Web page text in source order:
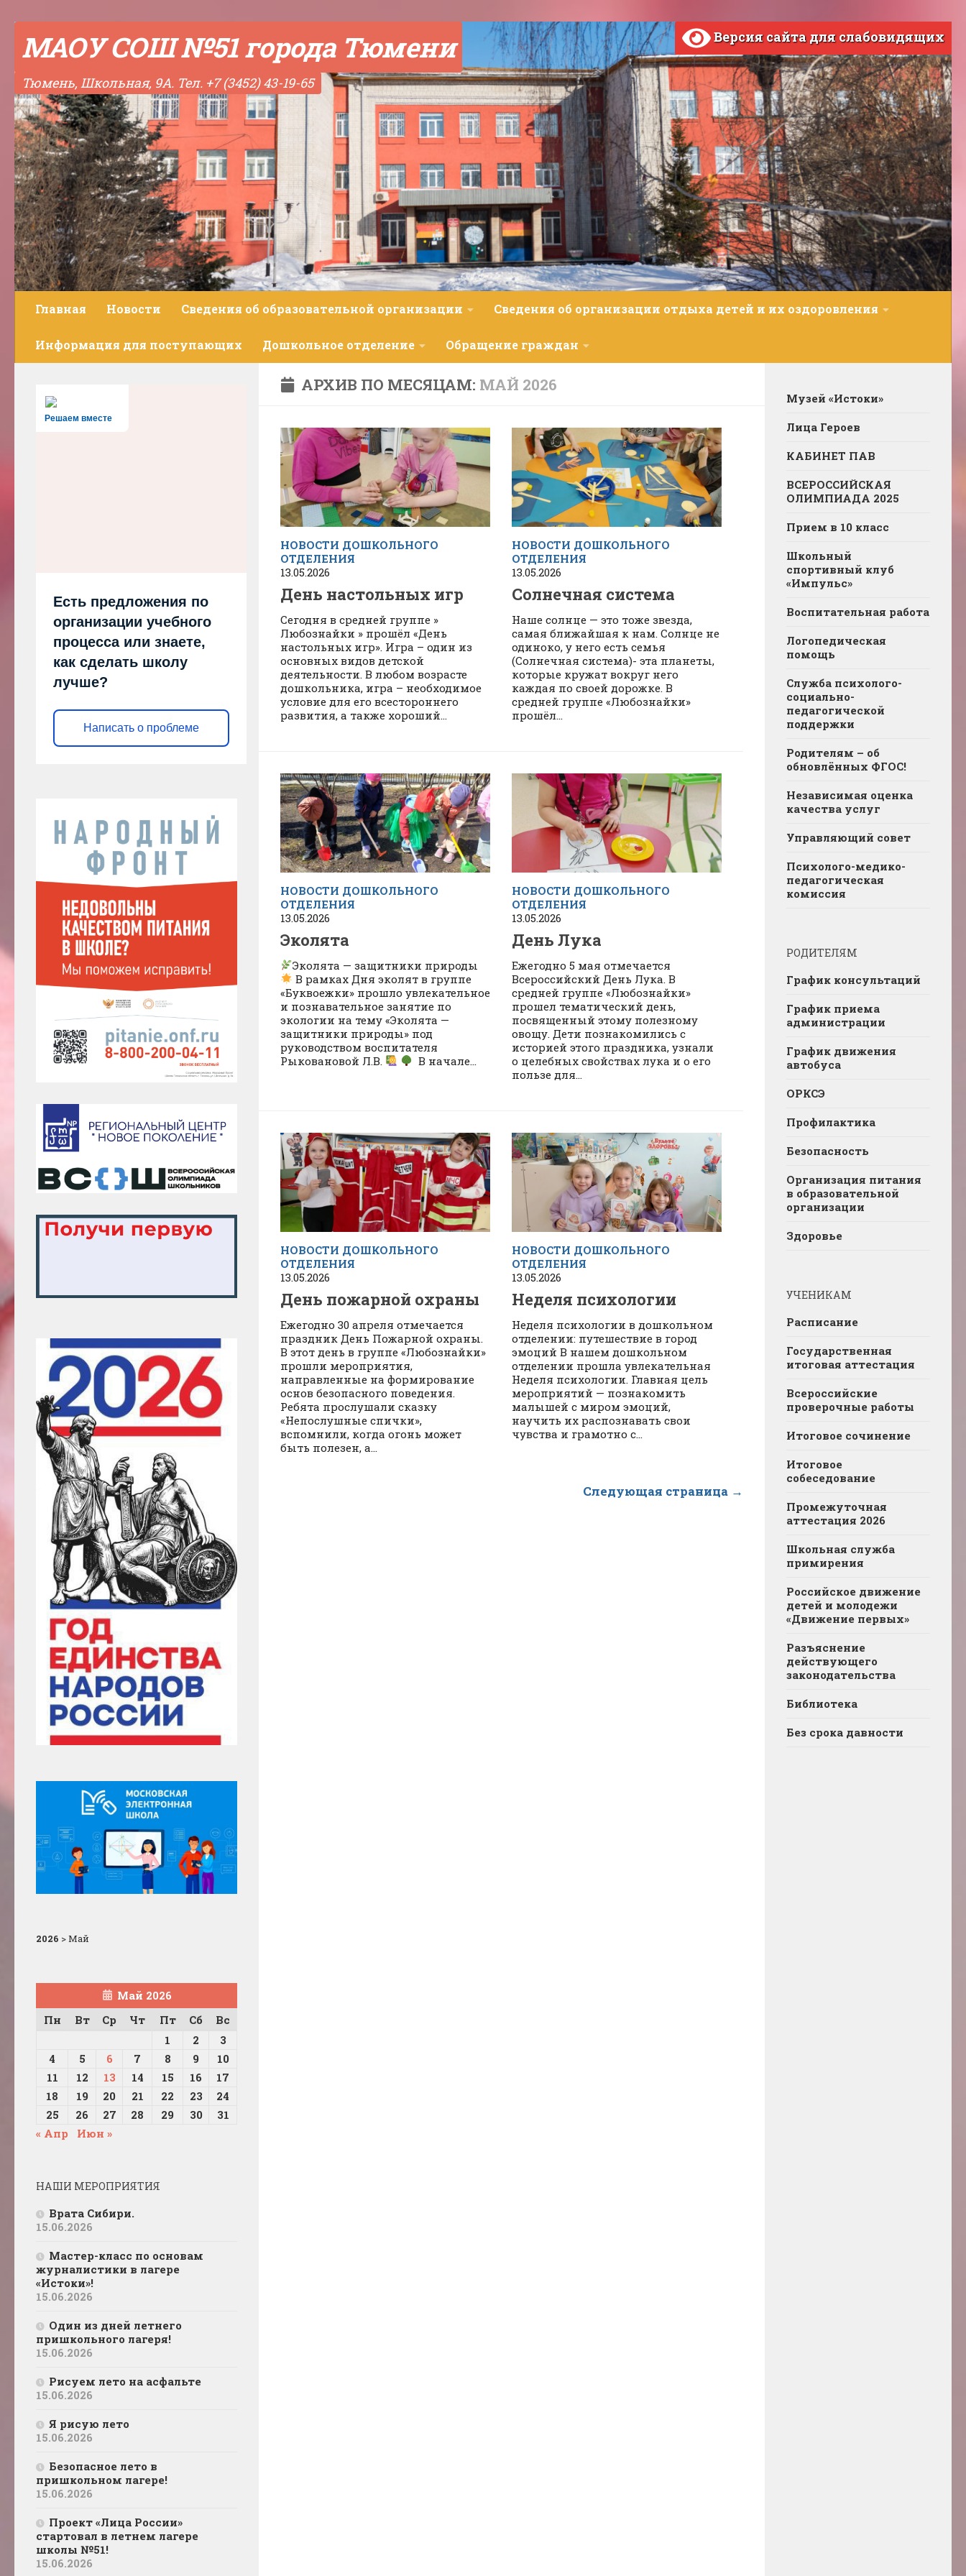
Skip to content
МАОУ СОШ №51 города Тюмени
Тюмень, Школьная, 9А. Тел. +7 (3452) 43-19-65
Версия сайта для слабовидящих
Главная Новости Сведения об образовательной организации Сведения об организации отдыха детей и их оздоровления
Информация для поступающих Дошкольное отделение Обращение граждан
АРХИВ ПО МЕСЯЦАМ: МАЙ 2026
НОВОСТИ ДОШКОЛЬНОГО
ОТДЕЛЕНИЯ
13.05.2026
День настольных игр
Сегодня в средней группе »
Любознайки » прошёл «День
настольных игр». Игра – один из
основных видов детской
деятельности. В любом возрасте
дошкольника, игра – необходимое
условие для его всестороннего
развития, а также хороший...
НОВОСТИ ДОШКОЛЬНОГО
ОТДЕЛЕНИЯ
13.05.2026
Солнечная система
Наше солнце — это тоже звезда,
самая ближайшая к нам. Солнце не
одиноко, у него есть семья
(Солнечная система)- эта планеты,
которые кружат вокруг него
каждая по своей дорожке. В
средней группе «Любознайки»
прошёл...
НОВОСТИ ДОШКОЛЬНОГО
ОТДЕЛЕНИЯ
13.05.2026
Эколята
Эколята — защитники природы
В рамках Дня эколят в группе
«Буквоежки» прошло увлекательное
и познавательное занятие по
экологии на тему «Эколята —
защитники природы» под
руководством воспитателя
Рыковановой Л.В.
В начале...
НОВОСТИ ДОШКОЛЬНОГО
ОТДЕЛЕНИЯ
13.05.2026
День Лука
Ежегодно 5 мая отмечается
Всероссийский День Лука. В
средней группе «Любознайки»
прошел тематический день,
посвященный этому полезному
овощу. Дети познакомились с
историей этого праздника, узнали
о целебных свойствах лука и о его
пользе для...
НОВОСТИ ДОШКОЛЬНОГО
ОТДЕЛЕНИЯ
13.05.2026
День пожарной охраны
Ежегодно 30 апреля отмечается
праздник День Пожарной охраны.
В этот день в группе «Любознайки»
прошли мероприятия,
направленные на формирование
основ безопасного поведения.
Ребята прослушали сказку
«Непослушные спички»,
вспомнили, когда огонь может
быть полезен, а...
НОВОСТИ ДОШКОЛЬНОГО
ОТДЕЛЕНИЯ
13.05.2026
Неделя психологии
Неделя психологии в дошкольном
отделении: путешествие в город
эмоций В нашем дошкольном
отделении прошла увлекательная
Неделя психологии. Главная цель
мероприятий — познакомить
малышей с миром эмоций,
научить их распознавать свои
чувства и грамотно с...
Следующая страница →
Решаем вместе
Есть предложения по
организации учебного
процесса или знаете,
как сделать школу
лучше?
Написать о проблеме
2026 >Май
Май 2026
Пн
Вт Ср Чт Пт Сб
Вс
1
2
3
4
5 6 7 8 9
10
11
12 13 14 15 16
17
18
19 20 21 22 23
24
25
26 27 28 29 30
31
« Апр
Июн »
НАШИ МЕРОПРИЯТИЯ
Врата Сибири.
15.06.2026
Мастер-класс по основам
журналистики в лагере
«Истоки»!
15.06.2026
Один из дней летнего
пришкольного лагеря!
15.06.2026
Рисуем лето на асфальте
15.06.2026
Я рисую лето
15.06.2026
Безопасное лето в
пришкольном лагере!
15.06.2026
Проект «Лица России»
стартовал в летнем лагере
школы №51!
15.06.2026
Музей «Истоки»
Лица Героев
КАБИНЕТ ПАВ
ВСЕРОССИЙСКАЯ
ОЛИМПИАДА 2025
Прием в 10 класс
Школьный
спортивный клуб
«Импульс»
Воспитательная работа
Логопедическая
помощь
Служба психолого-
социально-
педагогической
поддержки
Родителям – об
обновлённых ФГОС!
Независимая оценка
качества услуг
Управляющий совет
Психолого-медико-
педагогическая
комиссия
РОДИТЕЛЯМ
График консультаций
График приема
администрации
График движения
автобуса
ОРКСЭ
Профилактика
Безопасность
Организация питания
в образовательной
организации
Здоровье
УЧЕНИКАМ
Расписание
Государственная
итоговая аттестация
Всероссийские
проверочные работы
Итоговое сочинение
Итоговое
собеседование
Промежуточная
аттестация 2026
Школьная служба
примирения
Российское движение
детей и молодежи
«Движение первых»
Разъяснение
действующего
законодательства
Библиотека
Без срока давности